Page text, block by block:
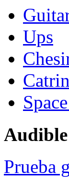
Ups
Prueba